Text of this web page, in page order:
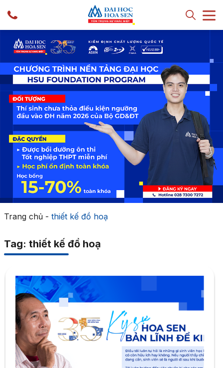
Trang chủ- thiết kế đồ hoạ
Tag: thiết kế đồ hoạ